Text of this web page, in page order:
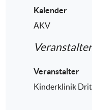
Kalender
ÄKV
Veranstalter
Kinderklinik